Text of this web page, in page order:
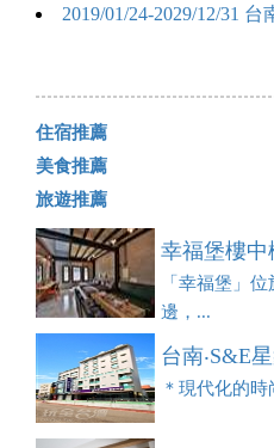
2019/01/24-2029/12/31
住宿推薦
美食推薦
旅遊推薦
幸福堡樓中
「幸福堡」
邊，...
台南‧S&E
＊現代化的時